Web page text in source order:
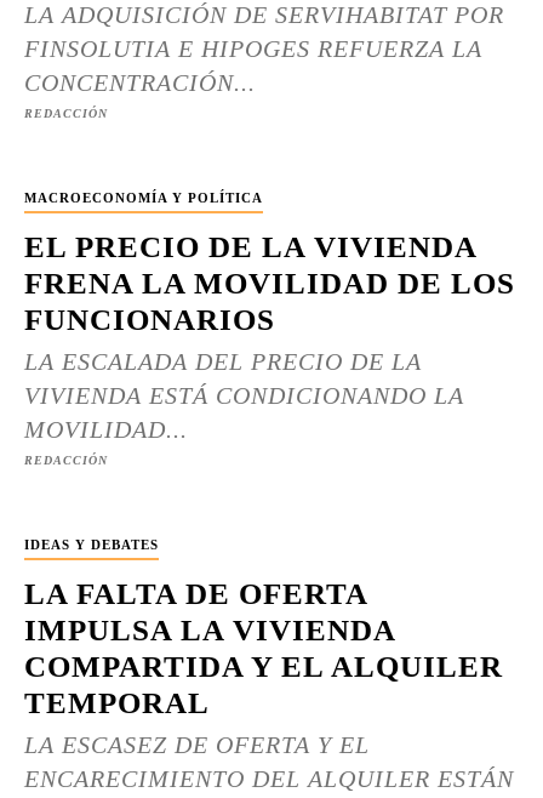
LA ADQUISICIÓN DE SERVIHABITAT POR
FINSOLUTIA E HIPOGES REFUERZA LA
CONCENTRACIÓN...
REDACCIÓN
MACROECONOMÍA Y POLÍTICA
EL PRECIO DE LA VIVIENDA
FRENA LA MOVILIDAD DE LOS
FUNCIONARIOS
LA ESCALADA DEL PRECIO DE LA
VIVIENDA ESTÁ CONDICIONANDO LA
MOVILIDAD...
REDACCIÓN
IDEAS Y DEBATES
LA FALTA DE OFERTA
IMPULSA LA VIVIENDA
COMPARTIDA Y EL ALQUILER
TEMPORAL
LA ESCASEZ DE OFERTA Y EL
ENCARECIMIENTO DEL ALQUILER ESTÁN